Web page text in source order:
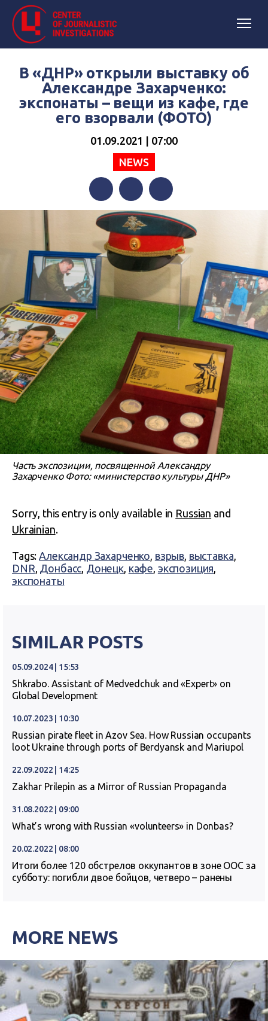
В «ДНР» открыли выставку об
Александре Захарченко:
экспонаты – вещи из кафе, где
его взорвали (ФОТО)
01.09.2021 | 07:00
NEWS
FacebookTwitterTelegram
Часть экспозиции, посвященной Александру
Захарченко Фото: «министерство культуры ДНР»
Sorry, this entry is only available in Russian and
Ukrainian.
Tags:Александр Захарченко, взрыв, выставка,
DNR, Донбасс, Донецк, кафе, экспозиция,
экспонаты
SIMILAR POSTS
05.09.2024 | 15:53
Shkrabo. Assistant of Medvedchuk and «Expert» on
Global Development
10.07.2023 | 10:30
Russian pirate fleet in Azov Sea. How Russian occupants
loot Ukraine through ports of Berdyansk and Mariupol
22.09.2022 | 14:25
Zakhar Prilepin as a Mirror of Russian Propaganda
31.08.2022 | 09:00
What’s wrong with Russian «volunteers» in Donbas?
20.02.2022 | 08:00
Итоги более 120 обстрелов оккупантов в зоне ООС за
субботу: погибли двое бойцов, четверо – ранены
MORE NEWS